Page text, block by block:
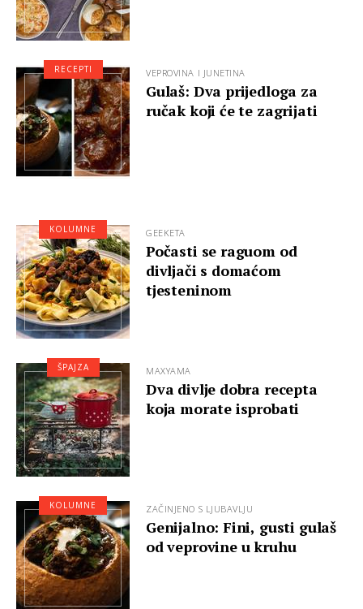
VEPROVINA I JUNETINA
Gulaš: Dva prijedloga za
ručak koji će te zagrijati
RECEPTI
GEEKETA
Počasti se raguom od
divljači s domaćom
tjesteninom
KOLUMNE
MAXYAMA
Dva divlje dobra recepta
koja morate isprobati
ŠPAJZA
ZAČINJENO S LJUBAVLJU
Genijalno: Fini, gusti gulaš
od veprovine u kruhu
KOLUMNE